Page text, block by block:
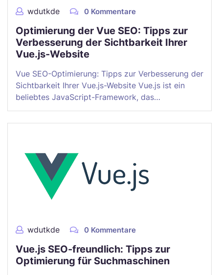
wdutkde 0 Kommentare
Optimierung der Vue SEO: Tipps zur
Verbesserung der Sichtbarkeit Ihrer
Vue.js-Website
Vue SEO-Optimierung: Tipps zur Verbesserung der
Sichtbarkeit Ihrer Vue.js-Website Vue.js ist ein
beliebtes JavaScript-Framework, das…
wdutkde 0 Kommentare
Vue.js SEO-freundlich: Tipps zur
Optimierung für Suchmaschinen